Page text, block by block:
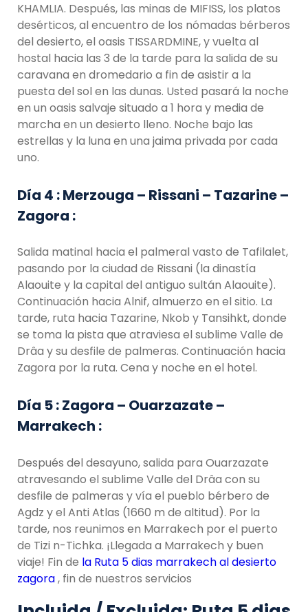
KHAMLIA. Después, las minas de MIFISS, los platos
desérticos, al encuentro de los nómadas bérberos
del desierto, el oasis TISSARDMINE, y vuelta al
hostal hacia las 3 de la tarde para la salida de su
caravana en dromedario a fin de asistir a la
puesta del sol en las dunas. Usted pasará la noche
en un oasis salvaje situado a 1 hora y media de
marcha en un desierto lleno. Noche bajo las
estrellas y la luna en una jaima privada por cada
uno.
Día 4 : Merzouga – Rissani – Tazarine –
Zagora :
Salida matinal hacia el palmeral vasto de Tafilalet,
pasando por la ciudad de Rissani (la dinastía
Alaouite y la capital del antiguo sultán Alaouite).
Continuación hacia Alnif, almuerzo en el sitio. La
tarde, ruta hacia Tazarine, Nkob y Tansihkt, donde
se toma la pista que atraviesa el sublime Valle de
Drâa y su desfile de palmeras. Continuación hacia
Zagora por la ruta. Cena y noche en el hotel.
Día 5 : Zagora – Ouarzazate –
Marrakech :
Después del desayuno, salida para Ouarzazate
atravesando el sublime Valle del Drâa con su
desfile de palmeras y vía el pueblo bérbero de
Agdz y el Anti Atlas (1660 m de altitud). Por la
tarde, nos reunimos en Marrakech por el puerto
de Tizi n-Tichka. ¡Llegada a Marrakech y buen
viaje! Fin de la Ruta 5 dias marrakech al desierto
zagora, fin de nuestros servicios